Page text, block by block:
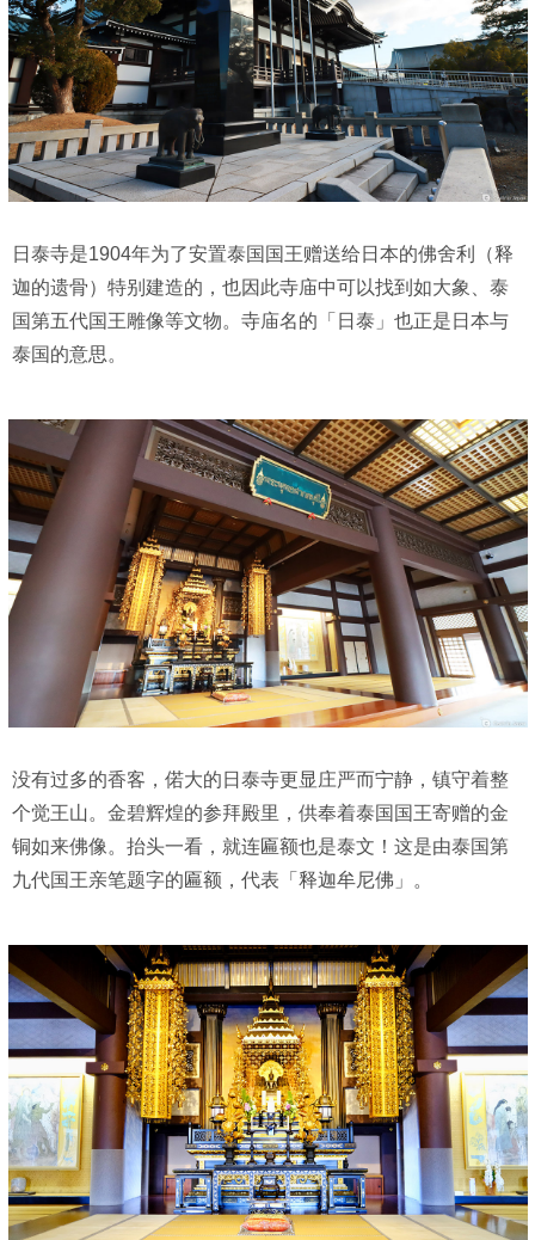
日泰寺是1904年为了安置泰国国王赠送给日本的佛舍利（释
迦的遗骨）特别建造的，也因此寺庙中可以找到如大象、泰
国第五代国王雕像等文物。寺庙名的「日泰」也正是日本与
泰国的意思。
没有过多的香客，偌大的日泰寺更显庄严而宁静，镇守着整
个觉王山。金碧辉煌的参拜殿里，供奉着泰国国王寄赠的金
铜如来佛像。抬头一看，就连匾额也是泰文！这是由泰国第
九代国王亲笔题字的匾额，代表「释迦牟尼佛」。